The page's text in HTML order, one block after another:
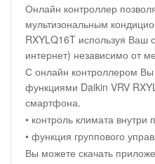
Онлайн контроллер
мультизональным
RXYLQ16T используя
интернет) независимо от
С онлайн контроллером
функциями Daikin VRV
смартфона.
• контроль климата
• функция группового
Вы можете скачать